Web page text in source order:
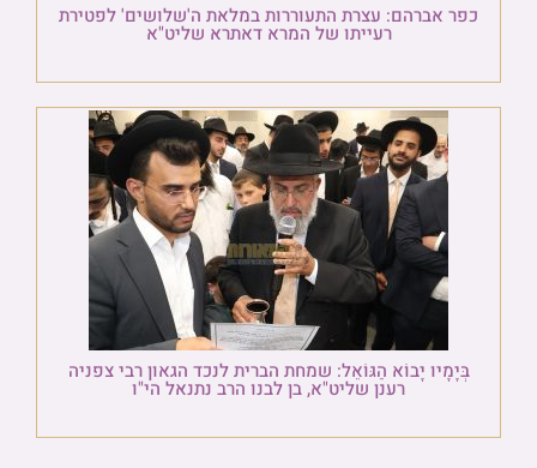
כפר אברהם: עצרת התעוררות במלאת ה'שלושים' לפטירת
רעייתו של המרא דאתרא שליט"א
בְּיָמָיו יָבוֹא הַגּוֹאֵל: שמחת הברית לנכד הגאון רבי צפניה
רענן שליט"א, בן לבנו הרב נתנאל הי"ו